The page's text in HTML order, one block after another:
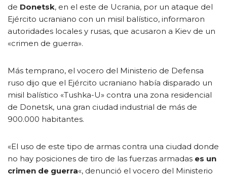
de Donetsk, en el este de Ucrania, por un ataque del
Ejército ucraniano con un misil balístico, informaron
autoridades locales y rusas, que acusaron a Kiev de un
«crimen de guerra».
Más temprano, el vocero del Ministerio de Defensa
ruso dijo que el Ejército ucraniano había disparado un
misil balístico «Tushka-U» contra una zona residencial
de Donetsk, una gran ciudad industrial de más de
900.000 habitantes.
«El uso de este tipo de armas contra una ciudad donde
no hay posiciones de tiro de las fuerzas armadas es un
crimen de guerra«, denunció el vocero del Ministerio